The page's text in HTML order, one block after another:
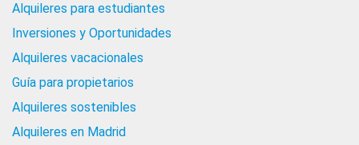
Alquileres para estudiantes
Inversiones y Oportunidades
Alquileres vacacionales
Guía para propietarios
Alquileres sostenibles
Alquileres en Madrid